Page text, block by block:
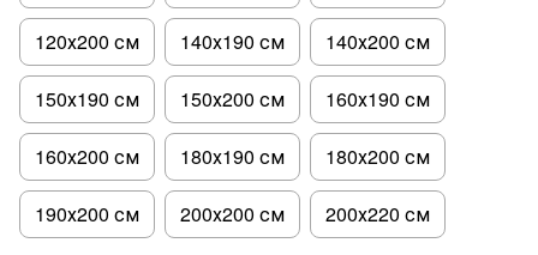
120х200 см 140х190 см 140х200 см
150х190 см 150х200 см 160х190 см
160х200 см 180х190 см 180х200 см
190х200 см 200х200 см 200х220 см